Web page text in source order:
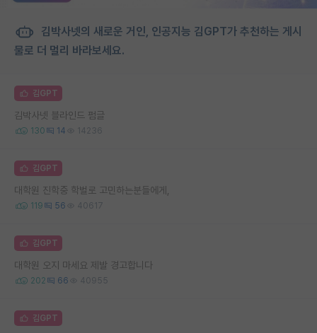
김박사넷의 새로운 거인, 인공지능 김GPT가 추천하는 게시
물로 더 멀리 바라보세요.
김GPT
김박사넷 블라인드 펌글
130 14 14236
김GPT
대학원 진학중 학벌로 고민하는분들에게,
119 56 40617
김GPT
대학원 오지 마세요 제발 경고합니다
202 66 40955
김GPT